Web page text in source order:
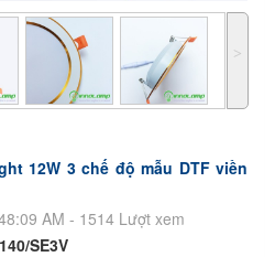
˃
12W 3 chế độ mẫu DTF viền
AM - 1514 Lượt xem
SE3V